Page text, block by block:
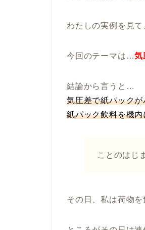
わたしの実例を見
今回のテーマは…気
結論から言うと…
気圧差で紙パック
紙パック飲料を機
ことのはじ
その日、私は荷物